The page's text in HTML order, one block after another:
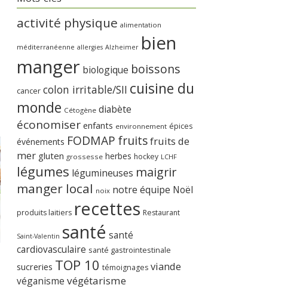
activité physique alimentation
méditerranéenne allergies Alzheimer bien
manger biologique boissons
cancer colon irritable/SII cuisine du
monde Cétogène diabète
économiser enfants environnement épices
événements FODMAP fruitsfruits de
mer gluten grossesse herbes hockey LCHF
légumes légumineuses maigrir
manger local noix notre équipe Noël
produits laitiers recettes Restaurant
Saint-Valentin santé santé
cardiovasculaire santé gastrointestinale
sucreries TOP 10 témoignages viande
véganisme végétarisme